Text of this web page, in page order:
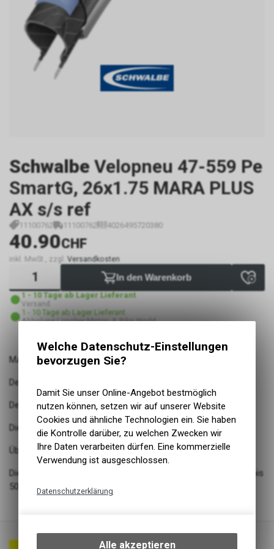
Schwalbe Velopneu 47-559 Pe
SmartG, 26x1.75 MARA PLUS
AX s/s ref
11100762 11100762 4026495720380
40.90CHF
inkl. MwSt., zzgl. Versandkosten
In den Warenkorb
1 - 10 Tage ab Lager Lieferant
Versand
1 - 10 Tage ab Lager Lieferant
Abholung Lüscher Motor- & Bike World
MARATHON PLUS
Der Unplattbar-Reifen
Der pannensicherste pneumatische Reifen, den es gibt
Die patentierte 5 mm starke SmartGuard Einlage
Überragender Pannenschutz
Die wichtigsten Grössen des Marathon Plus sind für E-Bikes bis
50 km/h getestet und zugelassen
Welche Datenschutz-Einstellungen
bevorzugen Sie?
Damit Sie unser Online-Angebot bestmöglich
nutzen können, setzen wir auf unserer Website
Cookies und ähnliche Technologien ein. Sie haben
die Kontrolle darüber, zu welchen Zwecken wir
Ihre Daten verarbeiten dürfen. Eine kommerzielle
Verwendung ist ausgeschlossen.
Datenschutzerklärung
bestimmte Interaktionen und
Alle akzeptieren